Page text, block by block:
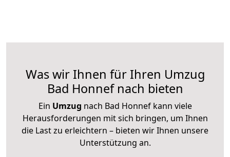
Was wir Ihnen für Ihren Umzug
Bad Honnef nach bieten
Ein Umzug nach Bad Honnef kann viele
Herausforderungen mit sich bringen, um Ihnen
die Last zu erleichtern – bieten wir Ihnen unsere
Unterstützung an.